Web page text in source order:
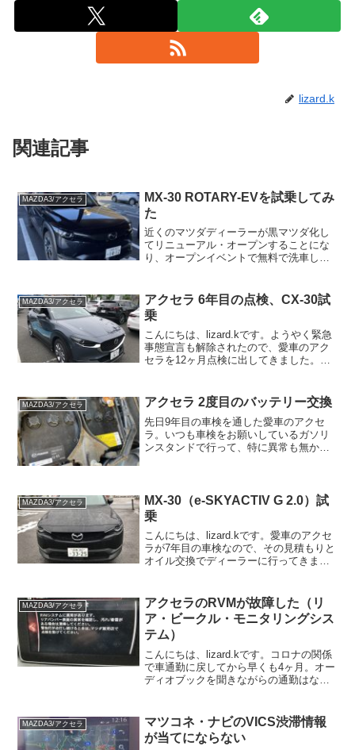
lizard.k
関連記事
MAZDA3/アクセラ
MX-30 ROTARY-EVを試乗してみ
た
近くのマツダディーラーが黒マツダ化し
てリニューアル・オープンすることにな
り、オープンイベントで無料で洗車して
など、いつもの点検のときの無料洗車よ
り念入りにやってくれるよ...
MAZDA3/アクセラ
アクセラ 6年目の点検、CX-30試
乗
こんにちは、lizard.kです。ようやく緊急
事態宣言も解除されたので、愛車のアク
セラを12ヶ月点検に出してきました。ア
が、12ヶ月点検はあまり値段も違わない
のでディ...
MAZDA3/アクセラ アクセラ 2度目のバッテリー交換
先日9年目の車検を通した愛車のアクセ
ラ。いつも車検をお願いしているガソリ
ンスタンドで行って、特に異常も無かっ
2017年10月で、もう...
MAZDA3/アクセラ
MX-30（e-SKYACTIV G 2.0）試
乗
こんにちは、lizard.kです。愛車のアクセ
ラが7年目の車検なので、その見積もりと
オイル交換でディーラーに行ってきまし
うのですが、オイル交換はなぜかディー
ラーの方が安...
MAZDA3/アクセラ
アクセラのRVMが故障した（リ
ア・ビークル・モニタリングシス
テム）
こんにちは、lizard.kです。コロナの関係
で車通勤に戻してから早くも4ヶ月。オー
ディオブックを聞きながらの通勤はなか
読み（聴き）ました。電車で普通の本を
だらだら...
MAZDA3/アクセラ
マツコネ・ナビのVICS渋滞情報
が当てにならない